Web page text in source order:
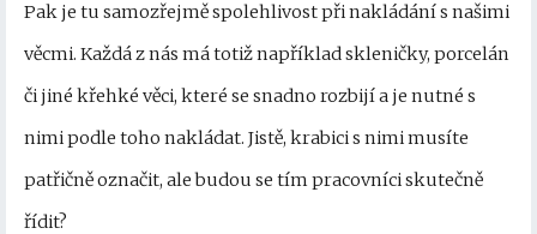
Pak je tu samozřejmě spolehlivost při nakládání s našimi
věcmi. Každá z nás má totiž například skleničky, porcelán
či jiné křehké věci, které se snadno rozbijí a je nutné s
nimi podle toho nakládat. Jistě, krabici s nimi musíte
patřičně označit, ale budou se tím pracovníci skutečně
řídit?